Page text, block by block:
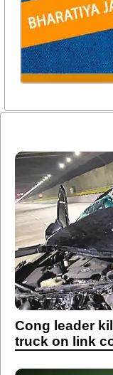
Cong leader
truck on link